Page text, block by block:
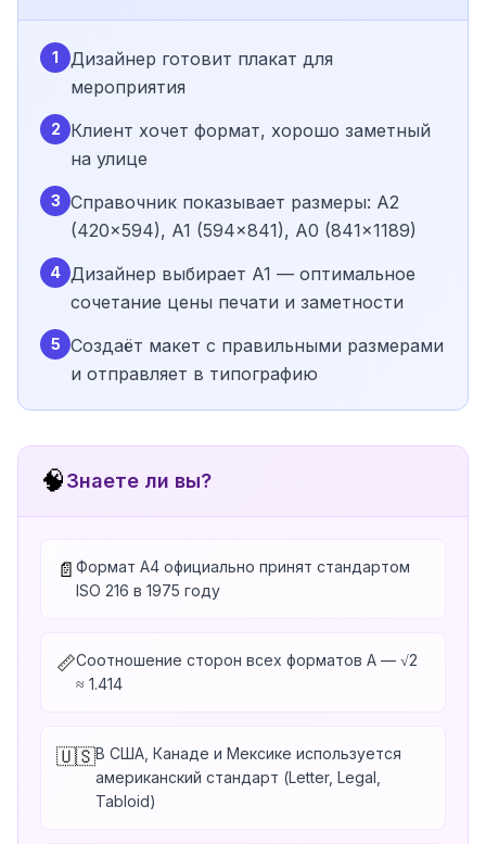
1
Дизайнер готовит плакат для
мероприятия
2
Клиент хочет формат, хорошо заметный
на улице
3 Справочник показывает размеры: A2
(420×594), A1 (594×841), A0 (841×1189)
4 Дизайнер выбирает A1 — оптимальное
сочетание цены печати и заметности
5 Создаёт макет с правильными размерами
и отправляет в типографию
🧠Знаете ли вы?
📄 Формат A4 официально принят стандартом
ISO 216 в 1975 году
📏Соотношение сторон всех форматов A — √2
≈ 1.414
🇺🇸В США, Канаде и Мексике используется
американский стандарт (Letter, Legal,
Tabloid)